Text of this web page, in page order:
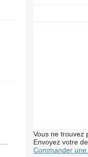
Vous ne trouvez
Envoyez votre
Commander